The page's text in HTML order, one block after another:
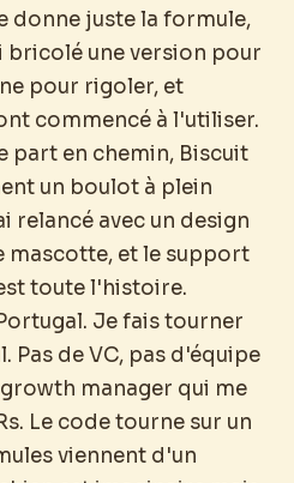
donne juste la formule,
bricolé une version pour
pour rigoler, et
commencé à l'utiliser.
part en chemin, Biscuit
un boulot à plein
relancé avec un design
mascotte, et le support
toute l'histoire.
Je fais tourner
Pas de VC, pas d'équipe
manager qui me
Le code tourne sur un
viennent d'un